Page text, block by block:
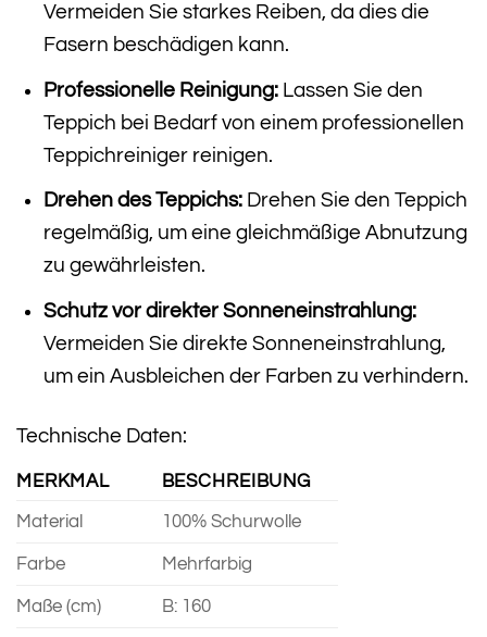
Vermeiden Sie starkes Reiben, da dies die
Fasern beschädigen kann.
Professionelle Reinigung:Lassen Sie den
Teppich bei Bedarf von einem professionellen
Teppichreiniger reinigen.
Drehen des Teppichs:Drehen Sie den Teppich
regelmäßig, um eine gleichmäßige Abnutzung
zu gewährleisten.
Schutz vor direkter Sonneneinstrahlung:
Vermeiden Sie direkte Sonneneinstrahlung,
um ein Ausbleichen der Farben zu verhindern.
Technische Daten:
MERKMAL BESCHREIBUNG
Material 100% Schurwolle
Farbe Mehrfarbig
Maße (cm) B: 160